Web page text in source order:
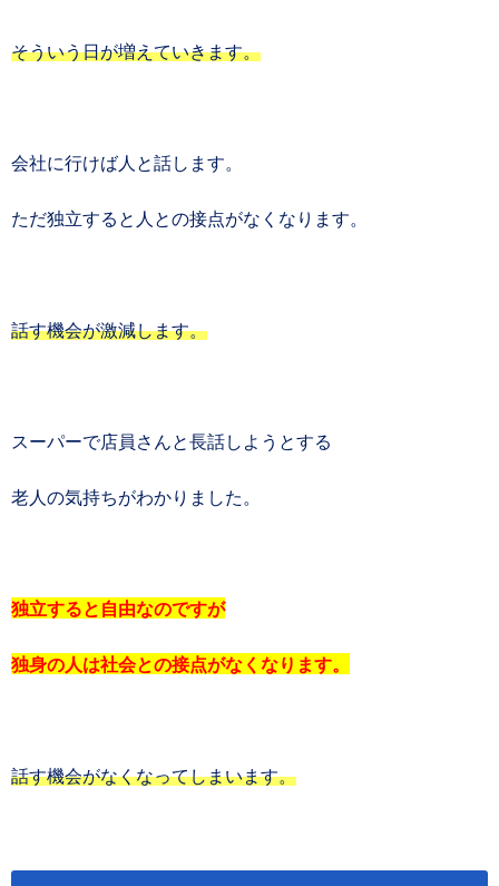
そういう日が増えていきます。
会社に行けば人と話します。
ただ独立すると人との接点がなくなります。
話す機会が激減します。
スーパーで店員さんと長話しようとする
老人の気持ちがわかりました。
独立すると自由なのですが
独身の人は社会との接点がなくなります。
話す機会がなくなってしまいます。